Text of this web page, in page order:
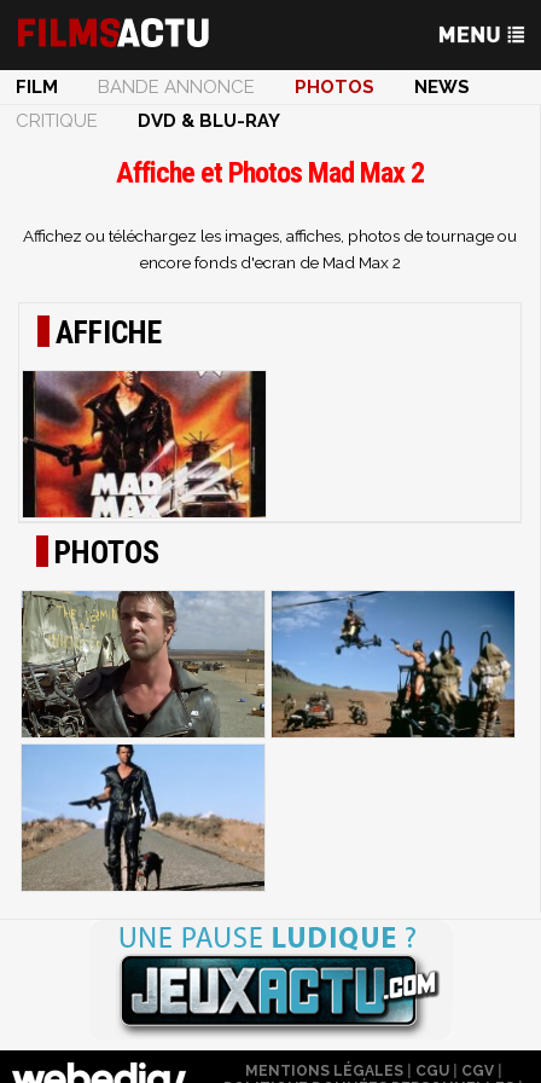
FILM BANDE ANNONCE PHOTOS
NEWS
CRITIQUE
DVD & BLU-RAY
Affiche et Photos Mad Max 2
Affichez ou téléchargez les images, affiches, photos de tournage ou
encore fonds d'ecran de Mad Max 2
AFFICHE
PHOTOS
MENTIONS LÉGALES| CGU| CGV|